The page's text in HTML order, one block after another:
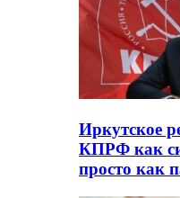
Иркутское
КПРФ как
просто как